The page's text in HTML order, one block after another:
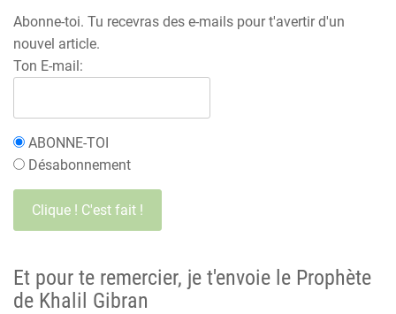
Abonne-toi. Tu recevras des e-mails pour t'avertir d'un
nouvel article.
Ton E-mail:
ABONNE-TOI
Désabonnement
Et pour te remercier, je t'envoie le Prophète
de Khalil Gibran